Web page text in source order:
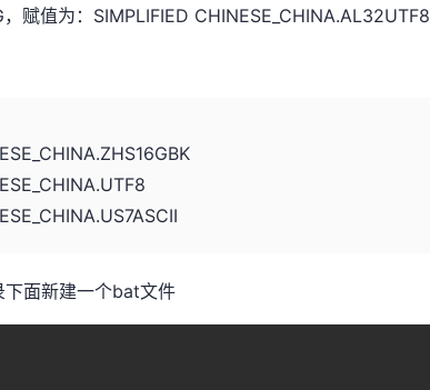
赋值为：SIMPLIFIED CHINESE_CHINA.AL32UTF8
面新建一个bat文件